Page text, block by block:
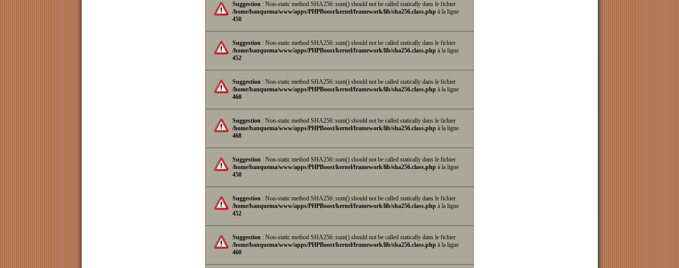
Suggestion : Non-static method SHA256::sum() should not be called statically dans le fichier
/home/banquema/www/apps/PHPBoost/kernel/framework/lib/sha256.class.php à la ligne
450
Suggestion : Non-static method SHA256::sum() should not be called statically dans le fichier
/home/banquema/www/apps/PHPBoost/kernel/framework/lib/sha256.class.php à la ligne
452
Suggestion : Non-static method SHA256::sum() should not be called statically dans le fichier
/home/banquema/www/apps/PHPBoost/kernel/framework/lib/sha256.class.php à la ligne
460
Suggestion : Non-static method SHA256::sum() should not be called statically dans le fichier
/home/banquema/www/apps/PHPBoost/kernel/framework/lib/sha256.class.php à la ligne
468
Suggestion : Non-static method SHA256::sum() should not be called statically dans le fichier
/home/banquema/www/apps/PHPBoost/kernel/framework/lib/sha256.class.php à la ligne
450
Suggestion : Non-static method SHA256::sum() should not be called statically dans le fichier
/home/banquema/www/apps/PHPBoost/kernel/framework/lib/sha256.class.php à la ligne
452
Suggestion : Non-static method SHA256::sum() should not be called statically dans le fichier
/home/banquema/www/apps/PHPBoost/kernel/framework/lib/sha256.class.php à la ligne
460